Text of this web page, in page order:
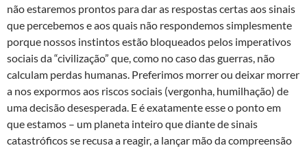
não estaremos prontos para dar as respostas certas aos sinais
que percebemos e aos quais não respondemos simplesmente
porque nossos instintos estão bloqueados pelos imperativos
sociais da “civilização” que, como no caso das guerras, não
calculam perdas humanas. Preferimos morrer ou deixar morrer
a nos expormos aos riscos sociais (vergonha, humilhação) de
uma decisão desesperada. E é exatamente esse o ponto em
que estamos – um planeta inteiro que diante de sinais
catastróficos se recusa a reagir, a lançar mão da compreensão